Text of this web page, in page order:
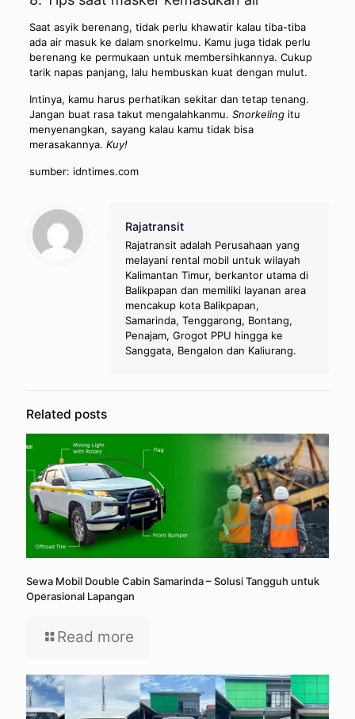
Saat asyik berenang, tidak perlu khawatir kalau tiba-tiba
ada air masuk ke dalam snorkelmu. Kamu juga tidak perlu
berenang ke permukaan untuk membersihkannya. Cukup
tarik napas panjang, lalu hembuskan kuat dengan mulut.
Intinya, kamu harus perhatikan sekitar dan tetap tenang.
Jangan buat rasa takut mengalahkanmu. Snorkelingitu
menyenangkan, sayang kalau kamu tidak bisa
merasakannya. Kuy!
sumber: idntimes.com
Rajatransit
Rajatransit adalah Perusahaan yang
melayani rental mobil untuk wilayah
Kalimantan Timur, berkantor utama di
Balikpapan dan memiliki layanan area
mencakup kota Balikpapan,
Samarinda, Tenggarong, Bontang,
Penajam, Grogot PPU hingga ke
Sanggata, Bengalon dan Kaliurang.
Related posts
Sewa Mobil Double Cabin Samarinda – Solusi Tangguh untuk
Operasional Lapangan
Read more